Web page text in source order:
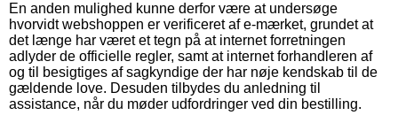
En anden mulighed kunne derfor være at undersøge
hvorvidt webshoppen er verificeret af e-mærket, grundet at
det længe har været et tegn på at internet forretningen
adlyder de officielle regler, samt at internet forhandleren af
og til besigtiges af sagkyndige der har nøje kendskab til de
gældende love. Desuden tilbydes du anledning til
assistance, når du møder udfordringer ved din bestilling.